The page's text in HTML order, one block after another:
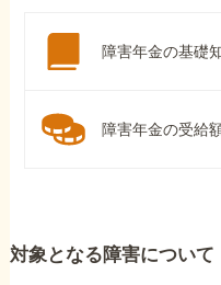
障害年金の基礎
障害年金の受給
対象となる障害について